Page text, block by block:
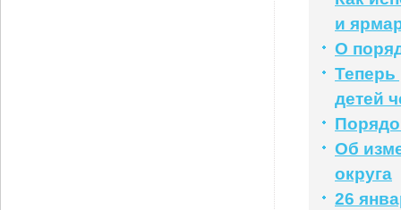
и
О
Теперь
детей
Об
округа
26